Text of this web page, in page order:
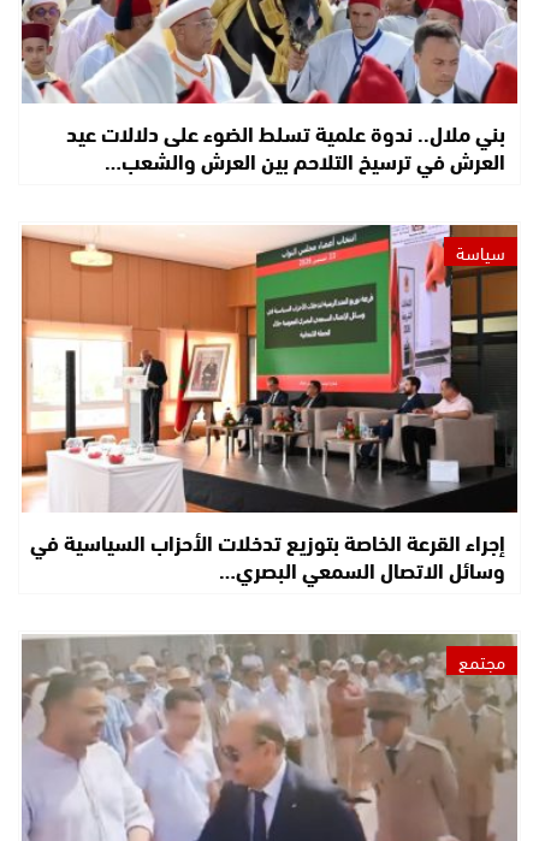
بني ملال.. ندوة علمية تسلط الضوء على دلالات عيد
العرش في ترسيخ التلاحم بين العرش والشعب…
سياسة
إجراء القرعة الخاصة بتوزيع تدخلات الأحزاب السياسية في
وسائل الاتصال السمعي البصري…
مجتمع